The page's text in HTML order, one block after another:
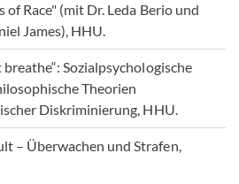
of Race" (mit Dr. Leda Berio und
James), HHU.
breathe“: Sozialpsychologische
Theorien
Diskriminierung, HHU.
– Überwachen und Strafen,